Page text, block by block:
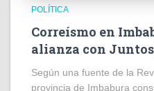
POLÍTICA
Correísmo en
alianza con
Según una fuente de la
provincia de Imbabura